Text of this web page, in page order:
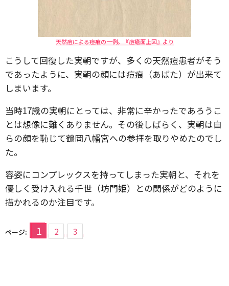
天然痘による痘痕の一例。『痘瘡面上図』より
こうして回復した実朝ですが、多くの天然痘患者がそう
であったように、実朝の顔には痘痕（あばた）が出来て
しまいます。
当時17歳の実朝にとっては、非常に辛かったであろうこ
とは想像に難くありません。その後しばらく、実朝は自
らの顔を恥じて鶴岡八幡宮への参拝を取りやめたのでし
た。
容姿にコンプレックスを持ってしまった実朝と、それを
優しく受け入れる千世（坊門姫）との関係がどのように
描かれるのか注目です。
ページ: 1 2 3